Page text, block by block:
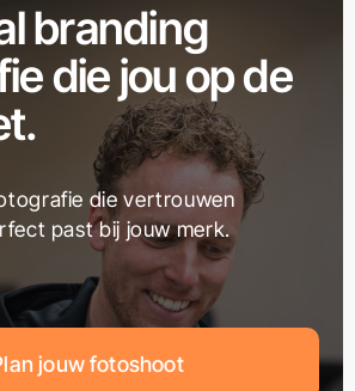
branding
die jou op de
die vertrouwen
past bij jouw merk.
jouw fotoshoot